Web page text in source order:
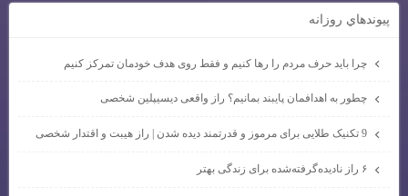
پيوندهاي روزانه
چرا باید حرف مردم را رها کنیم و فقط روی هدف خودمان تمرکز کنیم
چطور به اهدافمان پایبند بمانیم؟ راز واقعی دیسیپلین شخصی
9 تکنیک طلایی برای مرموز و قدرتمند دیده شدن | راز هیبت و اقتدار شخصی
۶ راز نادیده‌گرفته‌شده برای زندگی بهتر